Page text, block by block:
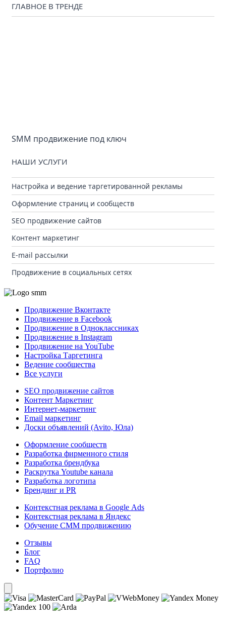
ГЛАВНОЕ В ТРЕНДЕ
SMM продвижение под ключ
НАШИ УСЛУГИ
Настройка и ведение таргетированной рекламы
Оформление страниц и сообществ
SEO продвижение сайтов
Контент маркетинг
E-mail рассылки
Продвижение в социальных сетях
Продвижение Вконтакте
Продвижение в Facebook
Продвижение в Одноклассниках
Продвижение в Instagram
Продвижение на YouTube
Настройка Таргетинга
Ведение сообщества
Все услуги
SEO продвижение сайтов
Контент Маркетинг
Интернет-маркетинг
Email маркетинг
Доски объявлений (Avito, Юла)
Оформление сообществ
Разработка фирменного стиля
Разработка брендбука
Раскрутка Youtube канала
Разработка логотипа
Брендинг и PR
Контекстная реклама в Google Ads
Контекстная реклама в Яндекс
Обучение СММ продвижению
Отзывы
Блог
FAQ
Портфолио